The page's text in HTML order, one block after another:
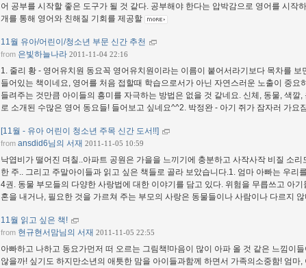
어 공부를 시작할 좋은 도구가 될 것 같다. 공부해야 한다는 압박감으로 영어를 시작
개를 통해 영어와 친해질 기회를 제공할
11월 유아/어린이/청소년 부문 신간 추천
from 은빛하늘나라 2011-11-04 22:16
1. 줄리 황 - 영어유치원 동요꼭 영어유치원이라는 이름이 붙어서라기보다 목차를 보
들어있는 책이네요, 영어를 처음 접할때 학습으로서가 아닌 자연스러운 노출이 중요
들려주는 것만큼 아이들의 흥미를 자극하는 방법은 없을 것 같네요. 신체, 동물, 색깔
로 소개된 수많은 영어 동요들! 들어보고 싶네요^^2. 박정완 - 아기 쥐가 잠자러 가요
[11월 - 유아 어린이 청소년 주목 신간 도서!!]
from ansdid6님의 서재 2011-11-05 10:59
낙엽비가 떨어진 며칠..아파트 공원은 가을을 느끼기에 충분하고 사작사작 비질 소
한 주.. 그리고 주말아이들과 읽고 싶은 책들로 골라 보았습니다.1. 엄마 아빠는 우리
4권. 동물 부모들의 다양한 사랑법에 대한 이야기를 담고 있다. 위험을 무릅쓰고 아기
혼을 내거나, 필요한 것을 가르쳐 주는 부모의 사랑은 동물들이나 사람이나 다르지
11월 읽고 싶은 책!
from 현규현서맘님의 서재 2011-11-05 22:55
아빠하고 나하고 동요가먼저 떠 오르는 그림책!마음이 많이 아파 올 것 같은 느낌이
않을까! 싶기도 하지만소년의 애틋한 맘을 아이들과함께 하면서 가족의소중함! 엄마,